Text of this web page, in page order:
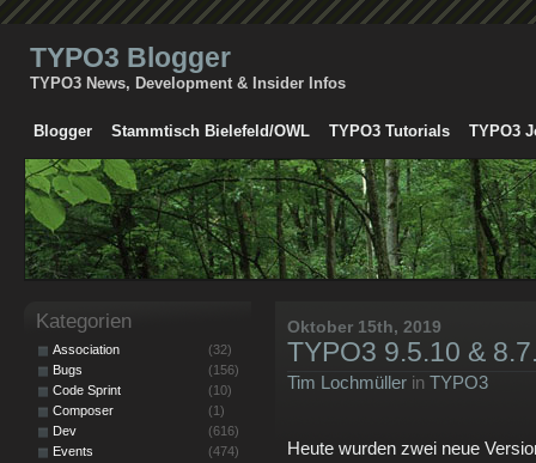
TYPO3 Blogger
TYPO3 News, Development & Insider Infos
Blogger Stammtisch Bielefeld/OWL TYPO3 Tutorials TYPO3
Oktober 15th, 2019
TYPO3 9.5.10 &
Tim Lochmüller in TYPO3
Heute wurden zwei neue
Kategorien
Association
(32)
Bugs
(156)
Code Sprint
(10)
Composer
(1)
Dev
(616)
Events
(474)